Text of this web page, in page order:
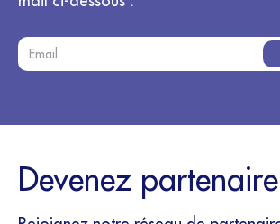
Devenez partenaire